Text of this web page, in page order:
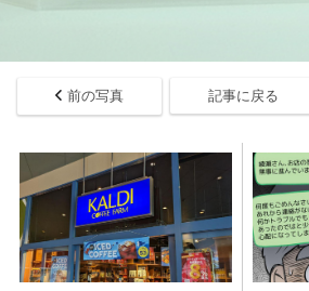
前の写真 記事に戻る